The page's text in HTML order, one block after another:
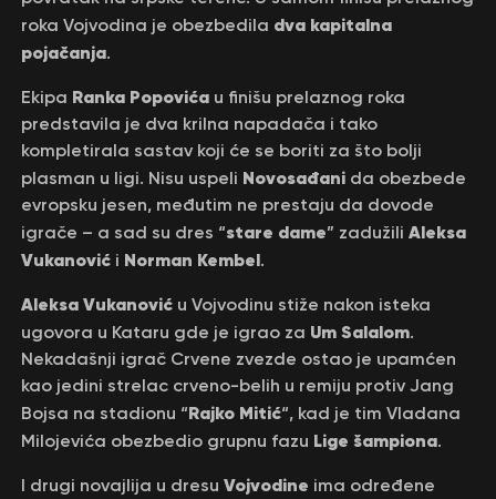
roka Vojvodina je obezbedila dva kapitalna
pojačanja.
Ekipa Ranka Popovića u finišu prelaznog roka
predstavila je dva krilna napadača i tako
kompletirala sastav koji će se boriti za što bolji
plasman u ligi. Nisu uspeli Novosađani da obezbede
evropsku jesen, međutim ne prestaju da dovode
igrače – a sad su dres “stare dame” zadužili Aleksa
Vukanović i Norman Kembel.
Aleksa Vukanoviću Vojvodinu stiže nakon isteka
ugovora u Kataru gde je igrao za Um Salalom.
Nekadašnji igrač Crvene zvezde ostao je upamćen
kao jedini strelac crveno-belih u remiju protiv Jang
Bojsa na stadionu “Rajko Mitić“, kad je tim Vladana
Milojevića obezbedio grupnu fazu Lige šampiona.
I drugi novajlija u dresu Vojvodine ima određene